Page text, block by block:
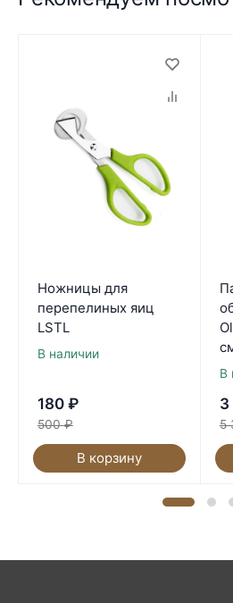
Ножницы для
перепелиных яиц
LSTL
В наличии
180 ₽
500 ₽
В корзину
В
3
5